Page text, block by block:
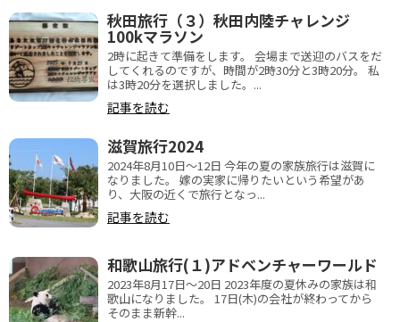
秋田旅行（３）秋田内陸チャレンジ
100kマラソン
2時に起きて準備をします。 会場まで送迎のバスをだ
してくれるのですが、時間が2時30分と3時20分。 私
は3時20分を選択しました。...
記事を読む
滋賀旅行2024
2024年8月10日～12日 今年の夏の家族旅行は滋賀に
なりました。 嫁の実家に帰りたいという希望があ
り、大阪の近くで旅行となっ...
記事を読む
和歌山旅行(１)アドベンチャーワールド
2023年8月17日〜20日 2023年度の夏休みの家族は和
歌山になりました。 17日(木)の会社が終わってから
そのまま新幹...